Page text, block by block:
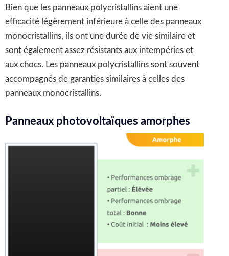
Bien que les panneaux polycristallins aient une
efficacité légèrement inférieure à celle des panneaux
monocristallins, ils ont une durée de vie similaire et
sont également assez résistants aux intempéries et
aux chocs. Les panneaux polycristallins sont souvent
accompagnés de garanties similaires à celles des
panneaux monocristallins.
Panneaux photovoltaïques amorphes